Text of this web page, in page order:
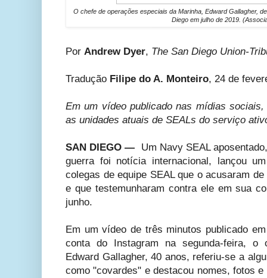
O chefe de operações especiais da Marinha, Edward Gallagher,
Diego em julho de 2019.
Por Andrew Dyer, The San Diego Union-
Tradução Filipe do A. Monteiro, 24 de
Em um vídeo publicado nas mídias
as unidades atuais de SEALs do serviço
SAN DIEGO — Um Navy SEAL
guerra foi notícia internacional, lançou
colegas de equipe SEAL que o acusaram
e que testemunharam contra ele em sua
junho.
Em um vídeo de três minutos publicado
conta do Instagram na segunda-feira, o
Edward Gallagher, 40 anos, referiu-se a
como "covardes" e destacou nomes, fotos